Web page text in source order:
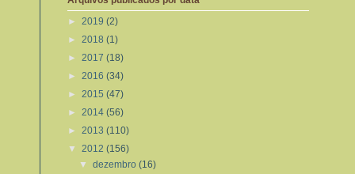
► 2019 (2)
► 2018 (1)
► 2017 (18)
► 2016 (34)
► 2015 (47)
► 2014 (56)
► 2013 (110)
▼ 2012 (156)
▼dezembro(16)